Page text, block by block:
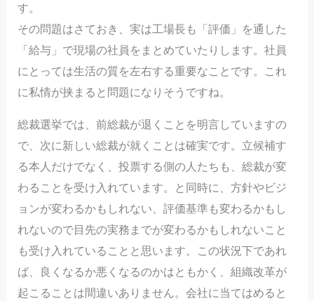
す。
その問題はさておき、実は工場長も「評価」を通した
「給与」で現場の社員をまとめていたりします。社員
にとっては生活の質を左右する重要なことです。これ
に私情が挟まると問題になりそうですね。
総裁選挙では、前総裁が退くことを明言していますの
で、次に新しい総裁が就くことは確実です。立候補す
る本人だけでなく、投票する側の人たちも、総裁が変
わることを受け入れています。と同時に、方針やビジ
ョンが変わるかもしれない、評価基準も変わるかもし
れないので目先の実務までが変わるかもしれないこと
も受け入れていることと思います。この状況下であれ
ば、良くなるか悪くなるのかはともかく、組織改革が
起こることは間違いありません。会社に当てはめると